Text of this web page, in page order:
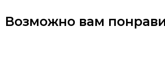
Возможно вам